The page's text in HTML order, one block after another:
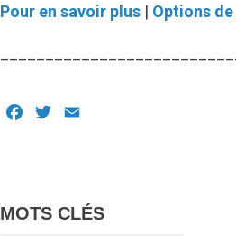
Pour en savoir plus | Options
Facebook
Twitter
MOTS CLÉS